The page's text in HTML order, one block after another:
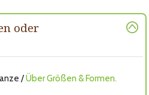
oder
/Über Größen & Formen.